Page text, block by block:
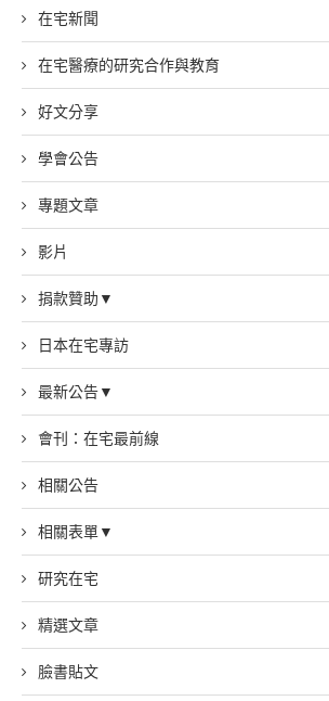
在宅新聞
在宅醫療的研究合作與教育
好文分享
學會公告
專題文章
影片
捐款贊助▼
日本在宅專訪
最新公告▼
會刊：在宅最前線
相關公告
相關表單▼
研究在宅
精選文章
臉書貼文